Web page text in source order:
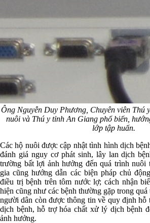
Ông Nguyễn Duy Phương, Chuyên viên Thú
nuôi và Thú y tỉnh An Giang phổ biến,
lớp tập huấn.
Các hộ nuôi được cập nhật tình hình dịch
đánh giá nguy cơ phát sinh, lây lan dịch
trường bất lợi ảnh hưởng đến quá trình nuôi
gia cũng hướng dẫn các biện pháp chủ
điều trị bệnh trên tôm nước lợ; cách nhận
hiện cũng như các bệnh thường gặp trong
người dân còn được thông tin về quy định hỗ
dịch bệnh, hỗ trợ hóa chất xử lý dịch bệnh
ảnh hưởng.